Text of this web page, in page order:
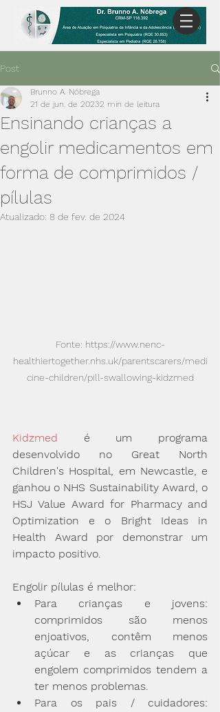
Post
Ensinando crianças a
engolir medicamentos em
forma de comprimidos /
pílulas
Brunno A. Nóbrega
21 de jun. de 20232 min de leitura
Atualizado: 8 de fev. de 2024
Fonte: https://www.nenc-
healthiertogether.nhs.uk/parentscarers/medi
cine-children/pill-swallowing-kidzmed
Kidzmed é um programa
desenvolvido no Great North
Children's Hospital, em Newcastle, e
ganhou o NHS Sustainability Award, o
HSJ Value Award for Pharmacy and
Optimization e o Bright Ideas in
Health Award por demonstrar um
impacto positivo.
Engolir pílulas é melhor:
Para crianças e jovens:
comprimidos são menos
enjoativos, contêm menos
açúcar e as crianças que
engolem comprimidos tendem a
ter menos problemas.
Para os pais / cuidadores: